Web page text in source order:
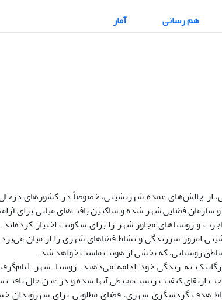
هم رسانی
آمار
از چالش‌های عمده شهرنشینی، خصوصاً در کشورهای
فضایی شهر شده و ساکنین بافت‌های میانی برای
و روستاهای مجاور شهر را برای سکونت اختیار
امروز سرزندگی و نشاط فضاهای شهری را از میان
روستایی، که بخشی از هویت ماست خواهد شد.
روستاهایی که در حاشیه
ارتقای کیفیت زیست‌محیطی آنها شده و در عین حال بافت
هدف گردشگری شهری، فضای مطلوبی برای شهروندان